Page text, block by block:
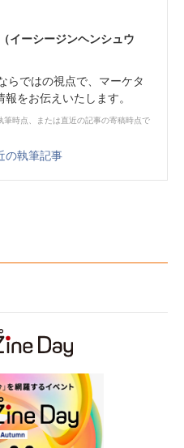
イーシージンヘンシュウ
らではの視点で、マーケタ
をお伝えいたします。
筆時点、または直近の記事の寄稿時点で
の執筆記事